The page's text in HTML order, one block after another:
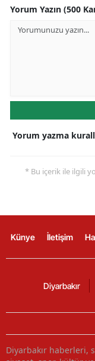
Yorum Yazın (500
Yorum yazma
* Bu içerik ile ilgili
Künye İletişim
Diyarbakır
Diyarbakır haberleri,